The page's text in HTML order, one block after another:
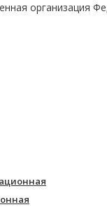
организация